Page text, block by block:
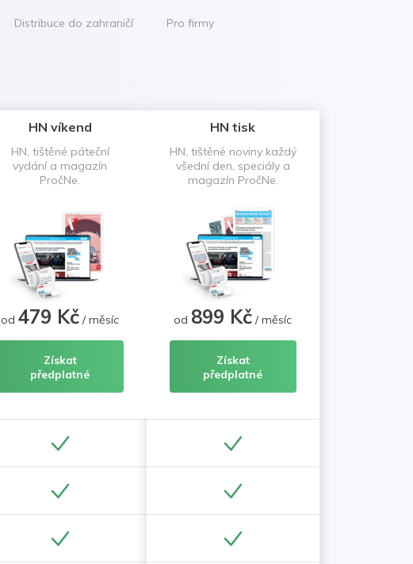
Distribuce do zahraničí Pro firmy
HN víkend
HN, tištěné páteční
vydání a magazín
PročNe.
od479 Kč / měsíc
Získat
předplatné
HN tisk
HN, tištěné noviny každý
všední den, speciály a
magazín PročNe.
od 899 Kč / měsíc
Získat
předplatné